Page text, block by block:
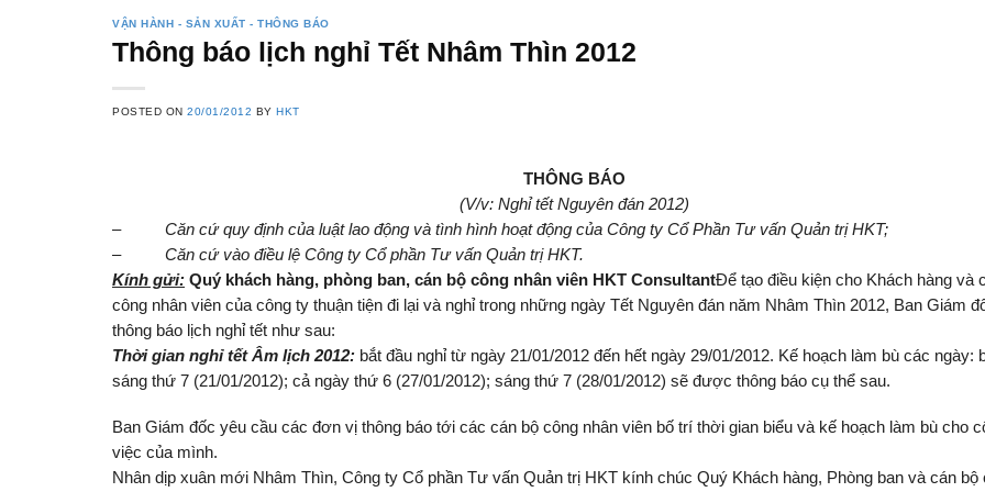
VẬN HÀNH - SẢN XUẤT - THÔNG BÁO
Thông báo lịch nghỉ Tết Nhâm Thìn 2012
POSTED ON20/01/2012 BYHKT
THÔNG BÁO
(V/v: Nghỉ tết Nguyên đán 2012)
– Căn cứ quy định của luật lao động và tình hình hoạt động của Công ty Cổ Phần Tư vấn Quản trị HKT;
– Căn cứ vào điều lệ Công ty Cổ phần Tư vấn Quản trị HKT.
Kính gửi: Quý khách hàng, phòng ban, cán bộ công nhân viên HKT ConsultantĐể tạo điều kiện cho Khách hàng và
công nhân viên của công ty thuận tiện đi lại và nghỉ trong những ngày Tết Nguyên đán năm Nhâm Thìn 2012, Ban Giám
thông báo lịch nghỉ tết như sau:
Thời gian nghỉ tết Âm lịch 2012: bắt đầu nghỉ từ ngày 21/01/2012 đến hết ngày 29/01/2012. Kế hoạch làm bù các ngày:
sáng thứ 7 (21/01/2012); cả ngày thứ 6 (27/01/2012); sáng thứ 7 (28/01/2012) sẽ được thông báo cụ thể sau.
Ban Giám đốc yêu cầu các đơn vị thông báo tới các cán bộ công nhân viên bố trí thời gian biểu và kế hoạch làm bù cho
việc của mình.
Nhân dịp xuân mới Nhâm Thìn, Công ty Cổ phần Tư vấn Quản trị HKT kính chúc Quý Khách hàng, Phòng ban và cán bộ